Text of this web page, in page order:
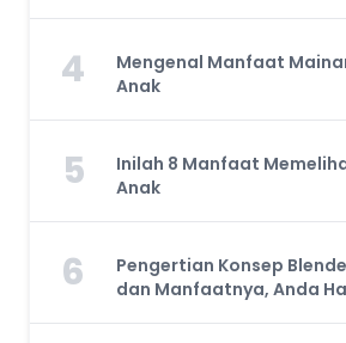
4
Mengenal Manfaat
Anak
5
Inilah 8 Manfaat
Anak
6
Pengertian Konsep
dan Manfaatnya, Anda